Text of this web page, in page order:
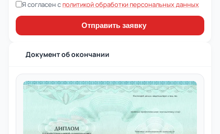
Я согласен с политикой обработки персональных данных
Отправить заявку
Документ об окончании